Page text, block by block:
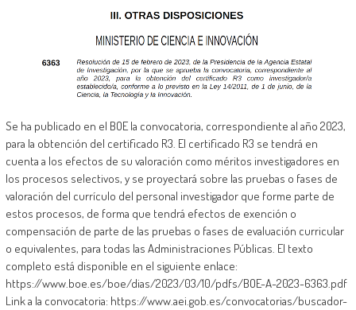
Se ha publicado en el BOE la convocatoria, correspondiente al año 2023,
para la obtención del certificado R3. El certificado R3 se tendrá en
cuenta a los efectos de su valoración como méritos investigadores en
los procesos selectivos, y se proyectará sobre las pruebas o fases de
valoración del currículo del personal investigador que forme parte de
estos procesos, de forma que tendrá efectos de exención o
compensación de parte de las pruebas o fases de evaluación curricular
o equivalentes, para todas las Administraciones Públicas. El texto
completo está disponible en el siguiente enlace:
https://www.boe.es/boe/dias/2023/03/10/pdfs/BOE-A-2023-6363.pdf
Link a la convocatoria: https://www.aei.gob.es/convocatorias/buscador-